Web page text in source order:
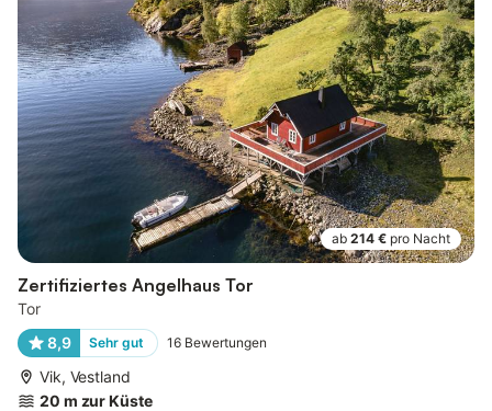
ab 214 € pro Nacht
Zertifiziertes Angelhaus Tor
Tor
8,9
Sehr gut 16 Bewertungen
Vik, Vestland
20 m zur Küste